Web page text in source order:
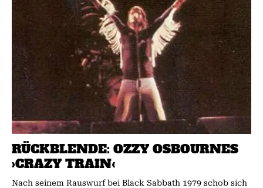
RÜCKBLENDE: OZZY OSBOURNES
›CRAZY TRAIN‹
Nach seinem Rauswurf bei Black Sabbath 1979 schob sich